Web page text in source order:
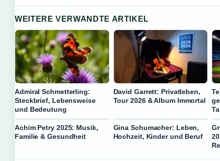
WEITERE VERWANDTE ARTIKEL
Admiral Schmetterling:
Steckbrief, Lebensweise
und Bedeutung
David Garrett: Privatleben,
Tour 2026 & Album Immortal
Achim Petry 2025: Musik,
Familie & Gesundheit
Gina Schumacher: Leben,
Hochzeit, Kinder und Beruf